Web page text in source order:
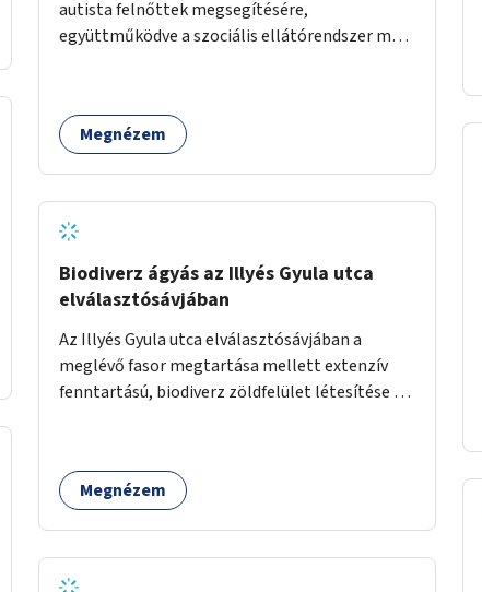
autista felnőttek megsegítésére,
együttműködve a szociális ellátórendszer más
Megnézem
Biodiverz ágyás az Illyés Gyula utca
elválasztósávjában
Az Illyés Gyula utca elválasztósávjában a
meglévő fasor megtartása mellett extenzív
fenntartású, biodiverz zöldfelület létesítése a
Megnézem